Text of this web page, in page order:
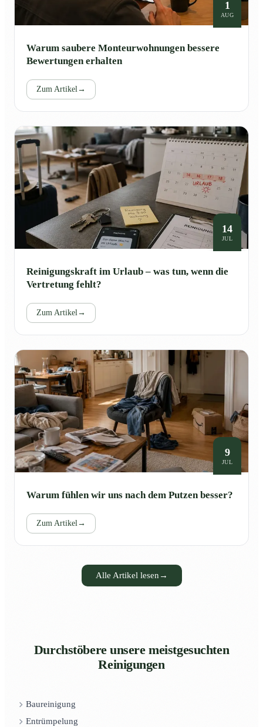
1
AUG
Warum saubere Monteurwohnungen bessere
Bewertungen erhalten
Zum Artikel→
14
JUL
Reinigungskraft im Urlaub – was tun, wenn die
Vertretung fehlt?
Zum Artikel→
9
JUL
Warum fühlen wir uns nach dem Putzen besser?
Zum Artikel→
Alle Artikel lesen →
Durchstöbere unsere meistgesuchten
Reinigungen
Baureinigung
Entrümpelung